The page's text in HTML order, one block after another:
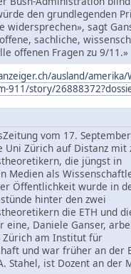
den grundlegenden
widersprechen», sagt
sachliche,
offenen Fragen zu 9/11.»
ausland/amerika/
911/story/
vom 17.
Uni Zürich auf Distanz mit
die jüngst in
Medien als
Öffentlichkeit wurde in
hinter den zwei
die ETH und
eine, Daniele Ganser,
am Institut für
und war früher an der
Stahel, ist Dozent an der